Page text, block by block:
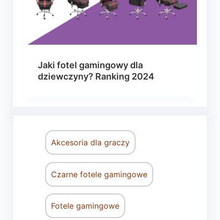
Jaki fotel gamingowy dla
dziewczyny? Ranking 2024
Akcesoria dla graczy
Czarne fotele gamingowe
Fotele gamingowe